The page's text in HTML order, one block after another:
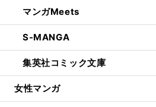
マンガMeets
S-MANGA
集英社コミック文庫
女性マンガ